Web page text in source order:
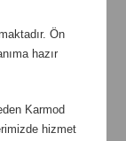
Ön
hazır
Karmod
hizmet